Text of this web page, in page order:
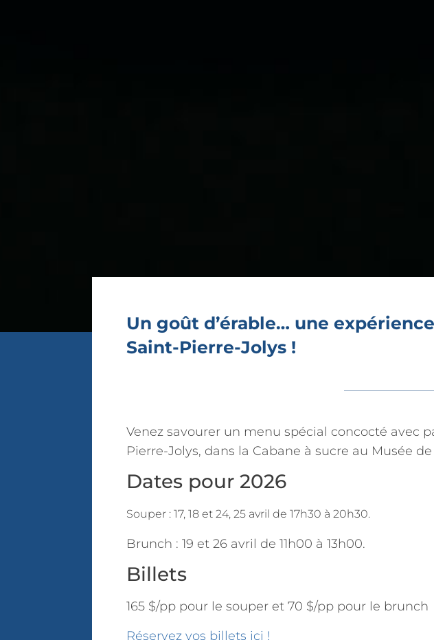
Un goût d’érable… une
Saint-Pierre-Jolys !
Venez savourer un menu spécial concocté avec
Pierre-Jolys, dans la Cabane à sucre au Musée
Dates pour 2026
Souper : 17, 18 et 24, 25 avril de 17h30 à 20h30.
Brunch : 19 et 26 avril de 11h00 à 13h00.
Billets
165 $/pp pour le souper et 70 $/pp pour le brunch
Réservez vos billets ici !